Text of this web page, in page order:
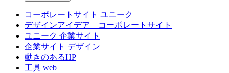
コーポレートサイト ユニーク
デザインアイデア コーポレートサイト
ユニーク 企業サイト
企業サイト デザイン
動きのあるHP
工具 web